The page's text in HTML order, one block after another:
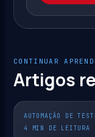
CONTINUAR
Artigos
AUTOMAÇÃO DE
4 MIN DE LEITURA